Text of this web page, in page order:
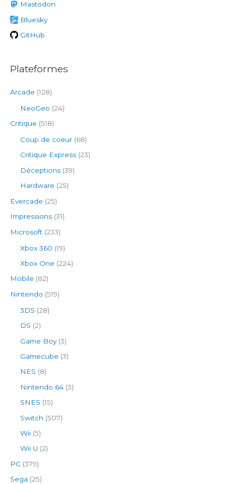
h
e
r
Mastodon
Bluesky
GitHub
Plateformes
Arcade (128)
NeoGeo (24)
Critique (518)
Coup de coeur (68)
Critique Express (23)
Déceptions (39)
Hardware (25)
Evercade (25)
Impressions (31)
Microsoft (233)
Xbox 360 (19)
Xbox One (224)
Mobile (82)
Nintendo (519)
3DS (28)
DS (2)
Game Boy(3)
Gamecube (3)
NES (8)
Nintendo 64 (3)
SNES (15)
Switch (507)
Wii (5)
Wii U (2)
PC (379)
Sega (25)